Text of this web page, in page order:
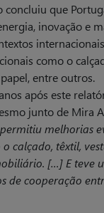
concluiu que
inovação e
como o
entre outros.
após este
junto de Mira
melhorias
calçado, têxtil,
[…] E teve
de cooperação